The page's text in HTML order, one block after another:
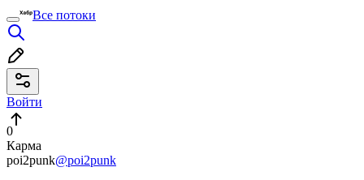
Все потоки
Войти
0
Карма
poi2punk@poi2punk